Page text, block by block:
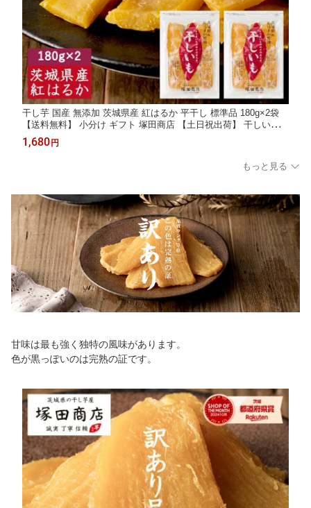
干し芋 国産 無添加 茨城県産 紅はるか 平干し 標準品 180g×2袋
【送料無料】 小分け ギフト 塚田商店 【土日祝出荷】 干しいも
ほしいも さつまいも 和菓子 スイーツ おやつ お取り寄せ
1,680円
もっと見る
甘味は最も強く独特の風味があります。
色が黒っぽいのは完熟の証です。